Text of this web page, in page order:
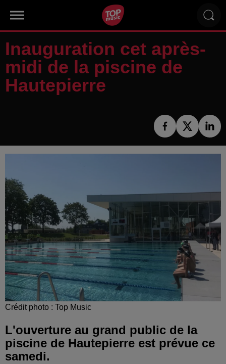
Inauguration cet après-
midi de la piscine de
Hautepierre
Crédit photo : Top Music
L'ouverture au grand public de la
piscine de Hautepierre est prévue ce
samedi.